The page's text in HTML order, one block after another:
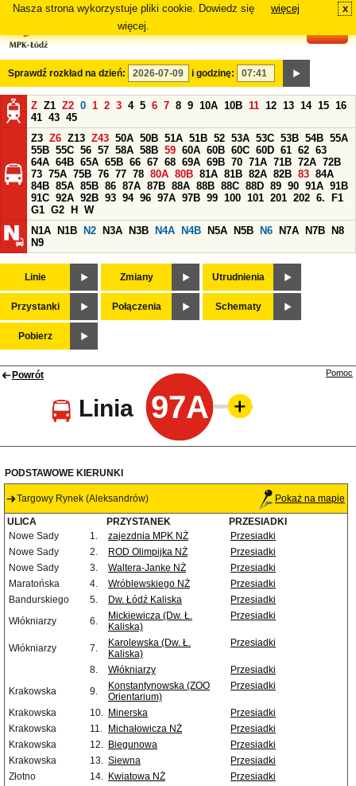
Nasza strona wykorzystuje pliki cookie. Dowiedz się
więcej.
więcej x
Sprawdź rozkład na dzień: i godzinę:
Z Z1 Z2 0 1 2 3 4 5 6 7 8 9 10A 10B 11 12 13 14 15 16
41 43 45
Z3 Z6 Z13 Z43 50A 50B 51A 51B 52 53A 53C 53B 54B 55A
55B 55C 56 57 58A 58B 59 60A 60B 60C 60D 61 62 63
64A 64B 65A 65B 66 67 68 69A 69B 70 71A 71B 72A 72B
73 75A 75B 76 77 78 80A 80B 81A 81B 82A 82B 83 84A
84B 85A 85B 86 87A 87B 88A 88B 88C 88D 89 90 91A 91B
91C 92A 92B 93 94 96 97A 97B 99 100 101 201 202 6.
F1
G1 G2 H
W
N1A
N1B N2 N3A N3B N4A N4B N5A N5B N6 N7A N7B
N8
N9
Linie Zmiany Utrudnienia
Przystanki Połączenia Schematy
Pobierz
Powrót
Linia 97A
Pomoc
PODSTAWOWE KIERUNKI
Targowy Rynek (Aleksandrów) Pokaż na mapie
ULICA PRZYSTANEK
PRZESIADKI
Nowe Sady
1. zajezdnia MPK NŻ
Przesiadki
Nowe Sady
2. ROD Olimpijka NŻ
Przesiadki
Nowe Sady
3. Waltera-Janke NŻ
Przesiadki
Maratońska
4. Wróblewskiego NŻ
Przesiadki
Bandurskiego
5. Dw. Łódź Kaliska
Przesiadki
Włókniarzy
6.
Mickiewicza (Dw. Ł.
Kaliska)
Przesiadki
Włókniarzy 7.
Karolewska (Dw. Ł.
Kaliska)
Przesiadki
8. Włókniarzy
Przesiadki
Krakowska
9.
Konstantynowska (ZOO
Orientarium)
Przesiadki
Krakowska 10. Minerska
Przesiadki
Krakowska
11. Michałowicza NŻ
Przesiadki
Krakowska
12. Biegunowa
Przesiadki
Krakowska
13. Siewna
Przesiadki
Złotno
14. Kwiatowa NŻ
Przesiadki